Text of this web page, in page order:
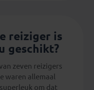
reiziger is
geschikt?
zeven reizigers
waren allemaal
om dat